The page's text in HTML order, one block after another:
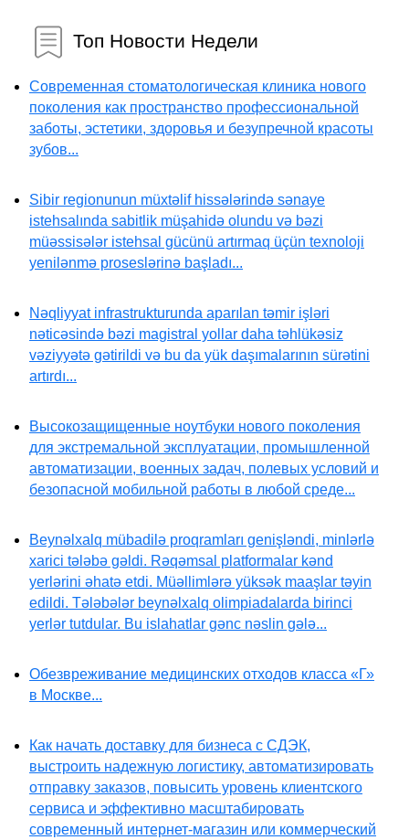
Топ Новости Недели
Современная стоматологическая клиника нового
поколения как пространство профессиональной
заботы, эстетики, здоровья и безупречной красоты
зубов...
Sibir regionunun müxtəlif hissələrində sənaye
istehsalında sabitlik müşahidə olundu və bəzi
müəssisələr istehsal gücünü artırmaq üçün texnoloji
yenilənmə proseslərinə başladı...
Nəqliyyat infrastrukturunda aparılan təmir işləri
nəticəsində bəzi magistral yollar daha təhlükəsiz
vəziyyətə gətirildi və bu da yük daşımalarının sürətini
artırdı...
Высокозащищенные ноутбуки нового поколения
для экстремальной эксплуатации, промышленной
автоматизации, военных задач, полевых условий и
безопасной мобильной работы в любой среде...
Beynəlxalq mübadilə proqramları genişləndi, minlərlə
xarici tələbə gəldi. Rəqəmsal platformalar kənd
yerlərini əhatə etdi. Müəllimlərə yüksək maaşlar təyin
edildi. Tələbələr beynəlxalq olimpiadalarda birinci
yerlər tutdular. Bu islahatlar gənc nəslin gələ...
Обезвреживание медицинских отходов класса «Г»
в Москве...
Как начать доставку для бизнеса с СДЭК,
выстроить надежную логистику, автоматизировать
отправку заказов, повысить уровень клиентского
сервиса и эффективно масштабировать
современный интернет-магазин или коммерческий